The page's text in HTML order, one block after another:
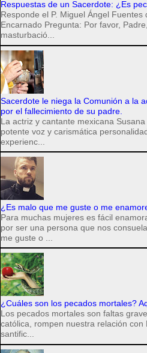
Respuestas de un Sacerdote: ¿Es
Responde el P. Miguel Ángel Fuentes
Encarnado Pregunta: Por favor,
masturbació...
Sacerdote le niega la Comunión a la
por el fallecimiento de su padre.
La actriz y cantante mexicana
potente voz y carismática
experienc...
¿Es malo que me guste o me
Para muchas mujeres es fácil
por ser una persona que nos
me guste o ...
¿Cuáles son los pecados mortales?
Los pecados mortales son faltas
católica, rompen nuestra relación
santific...